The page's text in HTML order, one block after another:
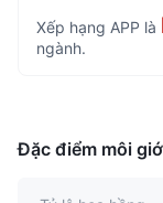
Xếp hạng APP là
ngành.
Đặc điểm môi